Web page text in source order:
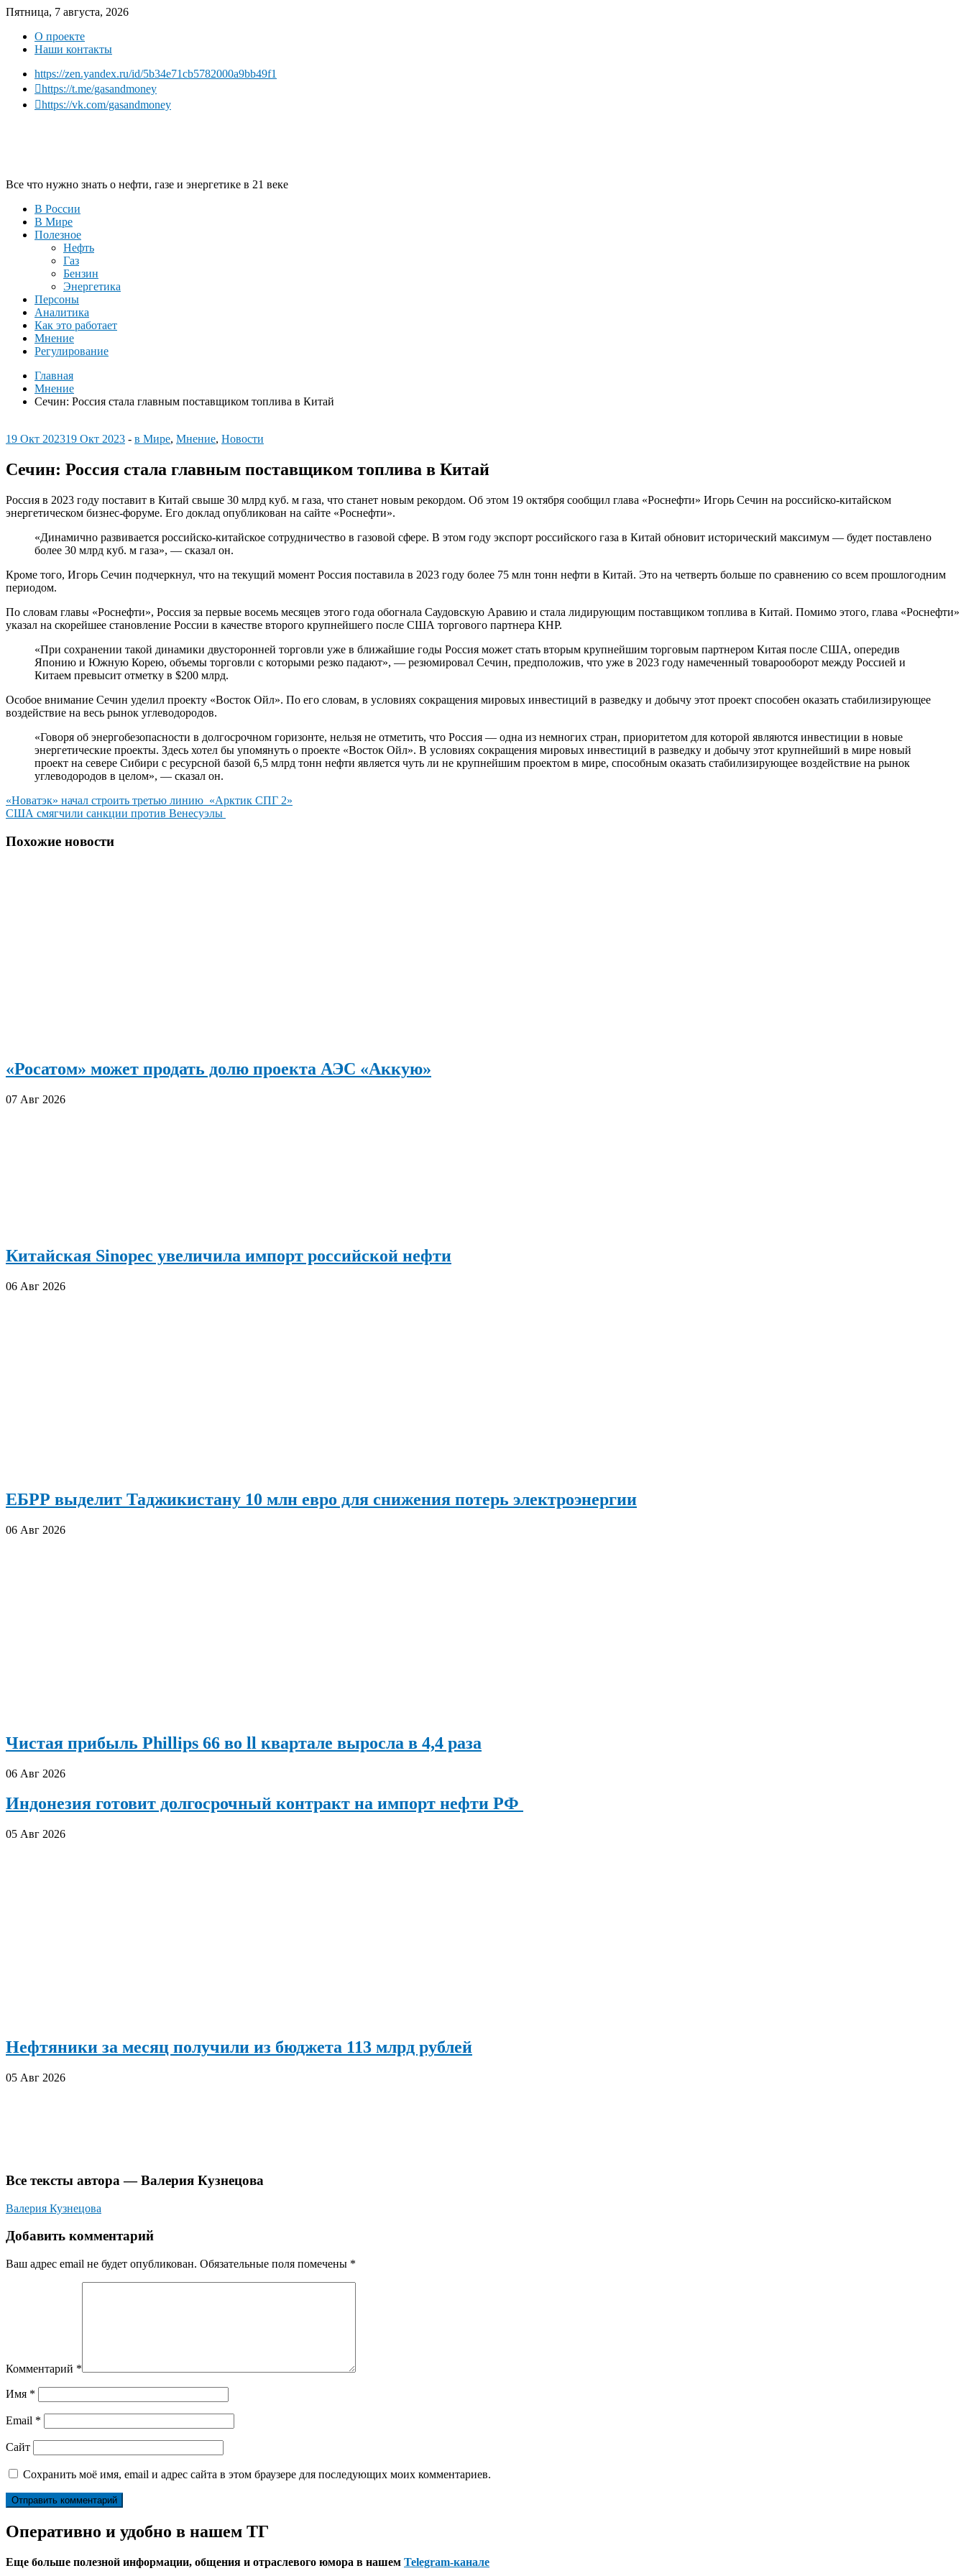
Пятница, 7 августа, 2026
О проекте
Наши контакты
https://zen.yandex.ru/id/5b34e71cb5782000a9bb49f1
https://t.me/gasandmoney
https://vk.com/gasandmoney
Все что нужно знать о нефти, газе и энергетике в 21 веке
В России
В Мире
Полезное
Нефть
Газ
Бензин
Энергетика
Персоны
Аналитика
Как это работает
Мнение
Регулирование
Главная
Мнение
Сечин: Россия стала главным поставщиком топлива в Китай
19 Окт 202319 Окт 2023 - в Мире, Мнение, Новости
Сечин: Россия стала главным поставщиком топлива в Китай
Россия в 2023 году поставит в Китай свыше 30 млрд куб. м газа, что станет новым рекордом. Об этом 19 октября сообщил глава «Роснефти» Игорь Сечин на российско-китайском
энергетическом бизнес-форуме. Его доклад опубликован на сайте «Роснефти».
«Динамично развивается российско-китайское сотрудничество в газовой сфере. В этом году экспорт российского газа в Китай обновит исторический максимум — будет поставлено
более 30 млрд куб. м газа», ― сказал он.
Кроме того, Игорь Сечин подчеркнул, что на текущий момент Россия поставила в 2023 году более 75 млн тонн нефти в Китай. Это на четверть больше по сравнению со всем прошлогодним
периодом.
По словам главы «Роснефти», Россия за первые восемь месяцев этого года обогнала Саудовскую Аравию и стала лидирующим поставщиком топлива в Китай. Помимо этого, глава «Роснефти»
указал на скорейшее становление России в качестве второго крупнейшего после США торгового партнера КНР.
«При сохранении такой динамики двусторонней торговли уже в ближайшие годы Россия может стать вторым крупнейшим торговым партнером Китая после США, опередив
Японию и Южную Корею, объемы торговли с которыми резко падают», ― резюмировал Сечин, предположив, что уже в 2023 году намеченный товарооборот между Россией и
Китаем превысит отметку в $200 млрд.
Особое внимание Сечин уделил проекту «Восток Ойл». По его словам, в условиях сокращения мировых инвестиций в разведку и добычу этот проект способен оказать стабилизирующее
воздействие на весь рынок углеводородов.
«Говоря об энергобезопасности в долгосрочном горизонте, нельзя не отметить, что Россия — одна из немногих стран, приоритетом для которой являются инвестиции в новые
энергетические проекты. Здесь хотел бы упомянуть о проекте «Восток Ойл». В условиях сокращения мировых инвестиций в разведку и добычу этот крупнейший в мире новый
проект на севере Сибири с ресурсной базой 6,5 млрд тонн нефти является чуть ли не крупнейшим проектом в мире, способным оказать стабилизирующее воздействие на рынок
углеводородов в целом», — сказал он.
Навигация
по
записям
«Новатэк» начал строить третью линию «Арктик СПГ 2»
США смягчили санкции против Венесуэлы
Похожие новости
«Росатом» может продать долю проекта АЭС «Аккую»
07 Авг 2026
Китайская Sinopec увеличила импорт российской нефти
06 Авг 2026
ЕБРР выделит Таджикистану 10 млн евро для снижения потерь электроэнергии
06 Авг 2026
Чистая прибыль Phillips 66 во ll квартале выросла в 4,4 раза
06 Авг 2026
Индонезия готовит долгосрочный контракт на импорт нефти РФ
05 Авг 2026
Нефтяники за месяц получили из бюджета 113 млрд рублей
05 Авг 2026
Все тексты автора — Валерия Кузнецова
Валерия Кузнецова
Добавить комментарий
Ваш адрес email не будет опубликован. Обязательные поля помечены *
Комментарий *
Имя *
Email *
Сайт
Сохранить моё имя, email и адрес сайта в этом браузере для последующих моих комментариев.
Оперативно и удобно в нашем ТГ
Еще больше полезной информации, общения и отраслевого юмора в нашем Telegram-канале